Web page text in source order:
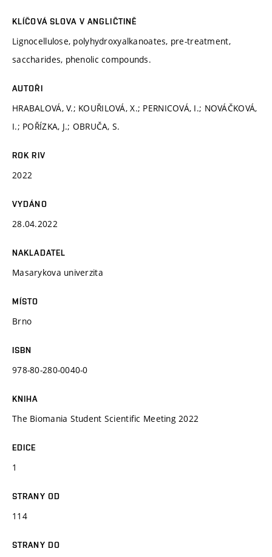
KLÍČOVÁ SLOVA V ANGLIČTINĚ
Lignocellulose, polyhydroxyalkanoates, pre-treatment,
saccharides, phenolic compounds.
AUTOŘI
HRABALOVÁ, V.; KOUŘILOVÁ, X.; PERNICOVÁ, I.; NOVÁČKOVÁ,
I.; POŘÍZKA, J.; OBRUČA, S.
ROK RIV
2022
VYDÁNO
28.04.2022
NAKLADATEL
Masarykova univerzita
MÍSTO
Brno
ISBN
978-80-280-0040-0
KNIHA
The Biomania Student Scientific Meeting 2022
EDICE
1
STRANY OD
114
STRANY DO